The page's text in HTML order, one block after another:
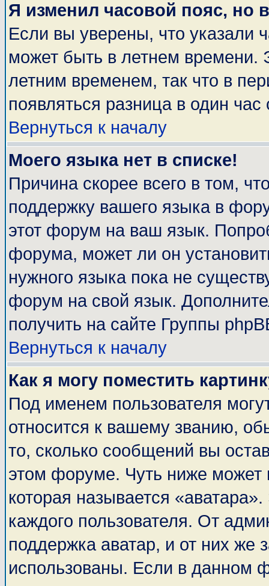
Я изменил часовой пояс, но
Если вы уверены, что указали
может быть в летнем времени.
летним временем, так что в
появляться разница в один
Вернуться к началу
Моего языка нет в списке!
Причина скорее всего в том,
поддержку вашего языка в
этот форум на ваш язык.
форума, может ли он
нужного языка пока не
форум на свой язык.
получить на сайте Группы
Вернуться к началу
Как я могу поместить
Под именем пользователя
относится к вашему званию,
то, сколько сообщений вы
этом форуме. Чуть ниже может
которая называется
каждого пользователя. От
поддержка аватар, и от них же
использованы. Если в данном